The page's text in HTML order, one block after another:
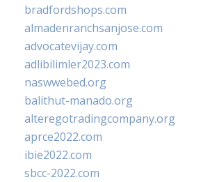
bradfordshops.com
almadenranchsanjose.com
advocatevijay.com
adlibilimler2023.com
naswwebed.org
balithut-manado.org
alteregotradingcompany.org
aprce2022.com
ibie2022.com
sbcc-2022.com